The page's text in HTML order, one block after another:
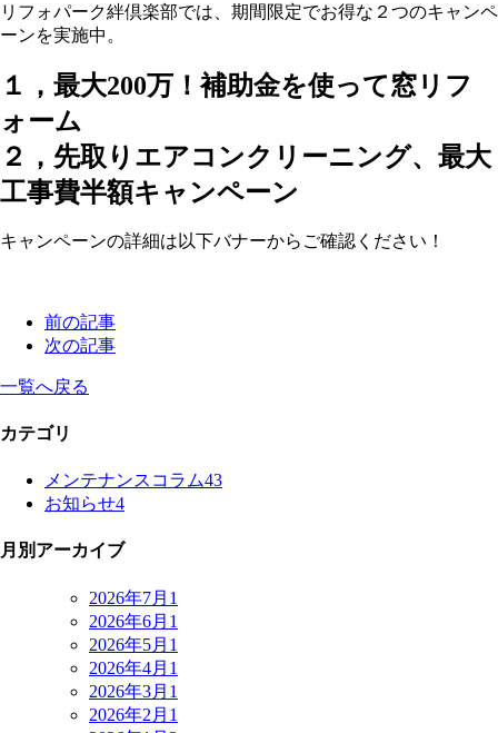
リフォパーク絆倶楽部では、期間限定でお得な２つのキャンペ
ーンを実施中。
１，最大200万！補助金を使って窓リフ
ォーム
２，先取りエアコンクリーニング、最大
工事費半額キャンペーン
キャンペーンの詳細は以下バナーからご確認ください！
前の記事
次の記事
一覧へ戻る
カテゴリ
メンテナンスコラム43
お知らせ4
月別アーカイブ
2026年7月 1
2026年6月 1
2026年5月 1
2026年4月 1
2026年3月 1
2026年2月 1